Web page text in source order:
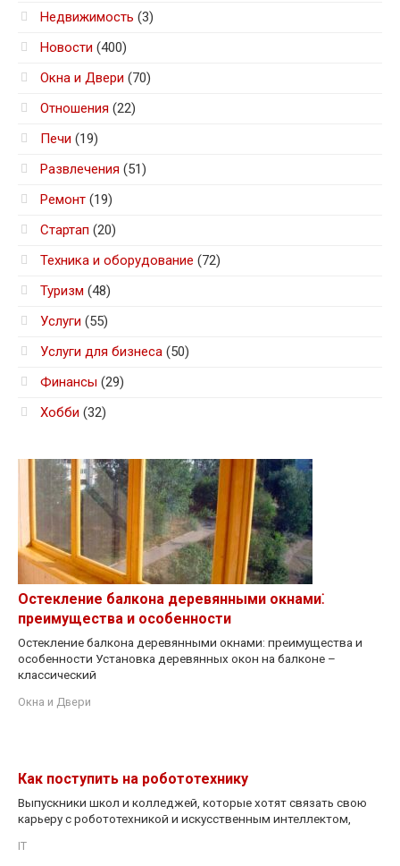
Недвижимость (3)
Новости (400)
Окна и Двери (70)
Отношения (22)
Печи (19)
Развлечения (51)
Ремонт (19)
Стартап (20)
Техника и оборудование (72)
Туризм (48)
Услуги (55)
Услуги для бизнеса (50)
Финансы (29)
Хобби (32)
Остекление балкона деревянными окнами⁚
преимущества и особенности
Остекление балкона деревянными окнами: преимущества и
особенности Установка деревянных окон на балконе –
классический
Окна и Двери
Как поступить на робототехнику
Выпускники школ и колледжей, которые хотят связать свою
карьеру с робототехникой и искусственным интеллектом,
IT